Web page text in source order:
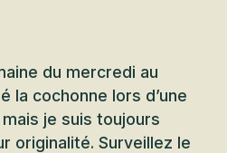
du mercredi au
la cochonne lors d’une
je suis toujours
originalité. Surveillez le